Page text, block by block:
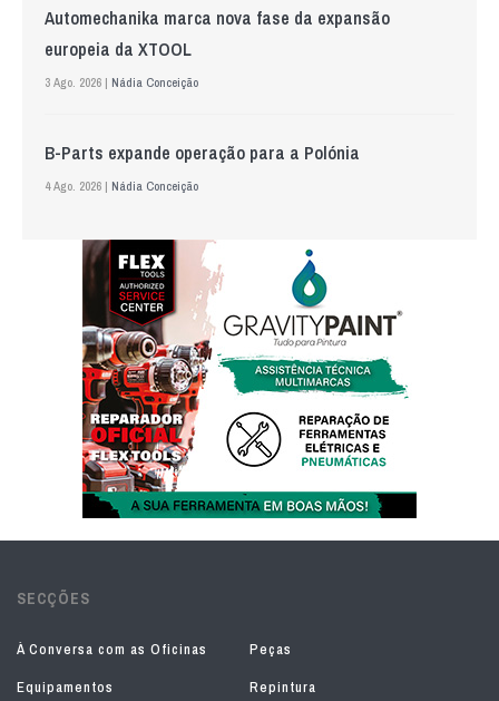
Automechanika marca nova fase da expansão
europeia da XTOOL
3 Ago. 2026 | Nádia Conceição
B-Parts expande operação para a Polónia
4 Ago. 2026 | Nádia Conceição
SECÇÕES
À Conversa com as Oficinas
Peças
Equipamentos
Repintura